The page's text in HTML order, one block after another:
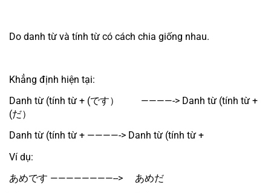
Do danh từ và tính từ có cách chia giống nhau.
Khẳng định hiện tại:
Danh từ (tính từ + (です） 　　————-> Danh từ (tính từ +
(だ）
Danh từ (tính từ + ————-> Danh từ (tính từ +
Ví dụ:
あめです ————————-->　 あめだ